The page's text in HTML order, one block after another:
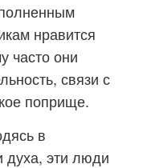
нравится
часто они
связи с
поприще.
в
духа, эти люди